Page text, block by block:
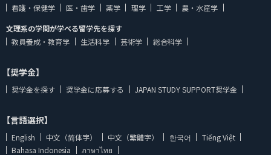
看護・保健学
医・歯学 薬学 理学 工学
農・水産学
文理系の学問が学べる留学先を探す
教員養成・教育学
生活科学 芸術学 総合科学
【奨学金】
奨学金を探す 奨学金に応募する JAPAN STUDY SUPPORT奨学金
【言語選択】
English 中文（简体字） 中文（繁體字） 한국어
Tiếng Việt
Bahasa Indonesia
ภาษาไทย